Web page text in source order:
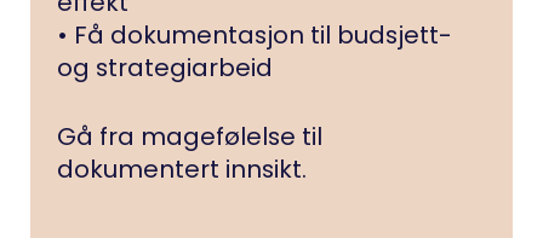
• Få dokumentasjon til budsjett-
og strategiarbeid
Gå fra magefølelse til
dokumentert innsikt.